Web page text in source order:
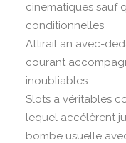
cinematiques sauf
conditionnelles
Attirail an avec-
courant
inoubliables
Slots a véritables
lequel accélèrent
bombe usuelle